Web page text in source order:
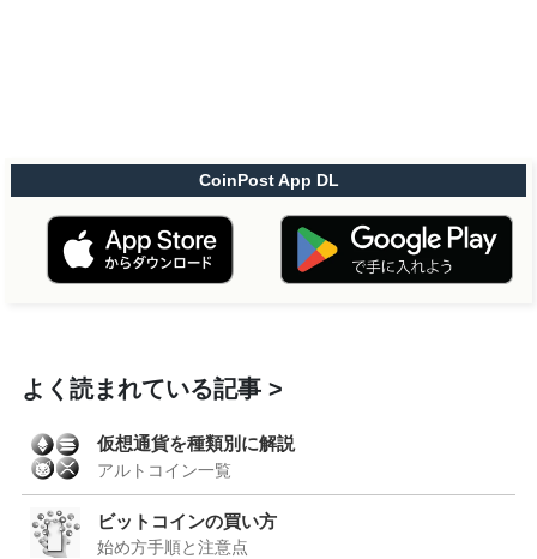
CoinPost App DL
よく読まれている記事
仮想通貨を種類別に解説
アルトコイン一覧
ビットコインの買い方
始め方手順と注意点